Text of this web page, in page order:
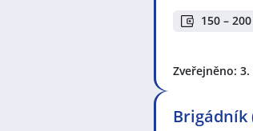
150 –
Zveřejněno:
Brigádník